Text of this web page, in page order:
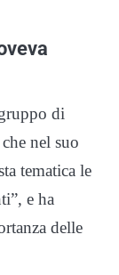
di
nel suo
tematica le
e ha
delle